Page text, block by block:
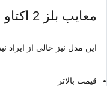
معایب بلز 2 اکتاو
این مدل نیز خالی از ایراد
قیمت بالاتر